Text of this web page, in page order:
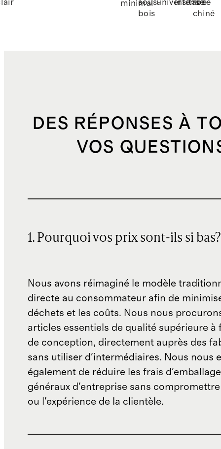
minimal
sous-
bois
universitaire
intense
rosé
chiné
DES RÉPONSES À
VOS
1. Pourquoi vos prix sont-ils si bas?
Nous avons réimaginé le modèle
directe au consommateur afin de
déchets et les coûts. Nous nous
articles essentiels de qualité supérieure à
de conception, directement auprès des
sans utiliser d'intermédiaires. Nous nous
également de réduire les frais
généraux d'entreprise sans
ou l'expérience de la clientèle.